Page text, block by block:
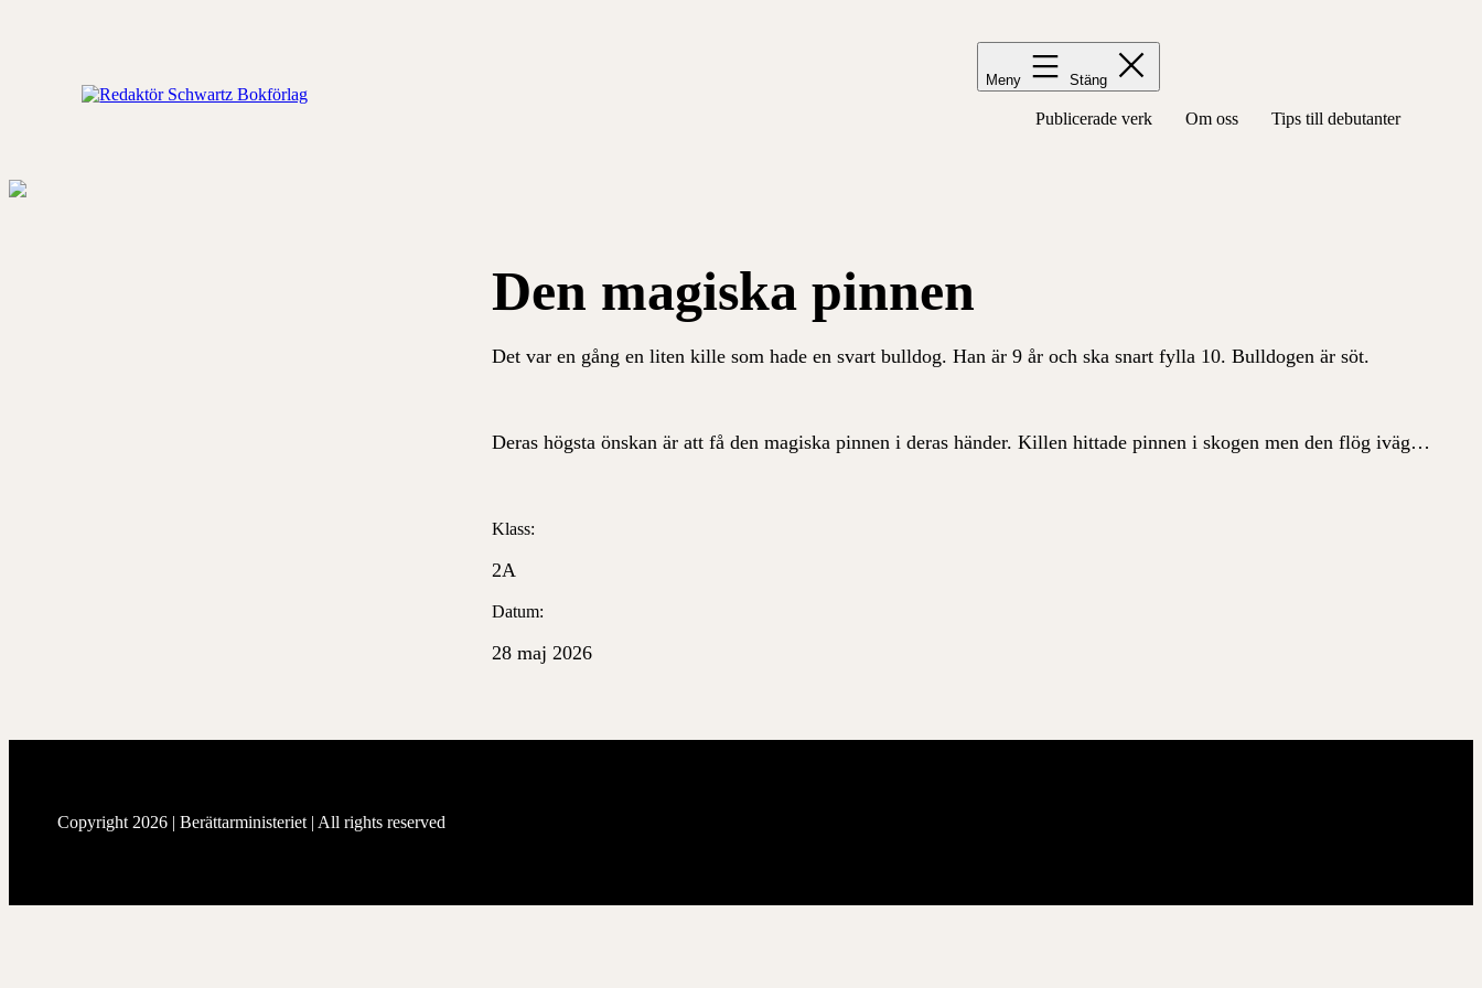
Meny Stäng
Publicerade verk Om oss Tips till debutanter
Den magiska pinnen
Det var en gång en liten kille som hade en svart bulldog. Han är 9 år och ska snart fylla 10. Bulldogen är söt.
Deras högsta önskan är att få den magiska pinnen i deras händer. Killen hittade pinnen i skogen men den flög iväg…
Klass:
2A
Datum:
28 maj 2026
Copyright 2026 | Berättarministeriet | All rights reserved